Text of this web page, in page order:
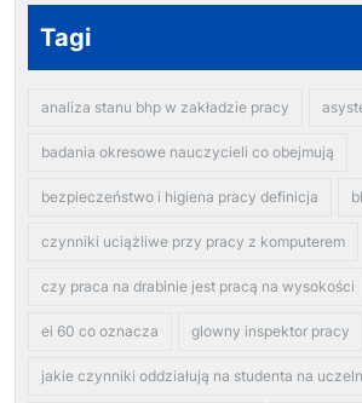
Tagi
analiza stanu bhp w zakładzie pracy
badania okresowe nauczycieli co obejmują
bezpieczeństwo i higiena pracy definicja
czynniki uciążliwe przy pracy z komputerem
czy praca na drabinie jest pracą na wysokości
ei 60 co oznacza glowny inspektor pracy
jakie czynniki oddziałują na studenta na